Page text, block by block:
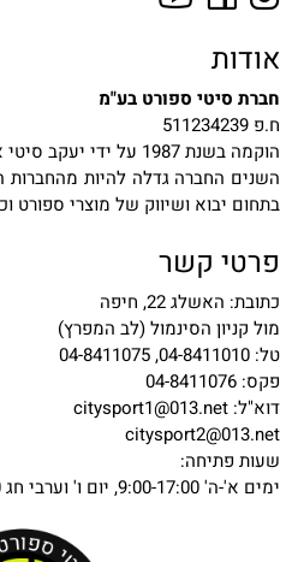
אודות
חברת סיטי ספורט בע"מ
ח.פ 511234239
הוקמה בשנת 1987 על
השנים החברה גדלה להיות מהחברות
בתחום יבוא ושיווק של מוצרי ספורט
פרטי קשר
כתובת: האשלג 22, חיפה
מול קניון הסינמול (לב המפרץ)
טל: 04-8411010, 04-8411075
פקס: 04-8411076
דוא"ל: citysport1@013.net
citysport2@013.net
שעות פתיחה:
ימים א'-ה' 9:00-17:00, יום ו' וערבי חג 9:00-13:00